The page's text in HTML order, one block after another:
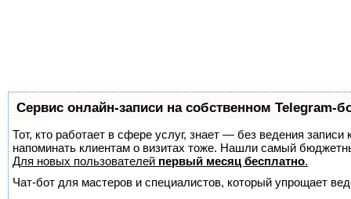
Сервис онлайн-записи на собственном Telegram-
Тот, кто работает в сфере услуг, знает — без ведения
напоминать клиентам о визитах тоже. Нашли самый
Для новых пользователей первый месяц бесплатно.
Чат-бот для мастеров и специалистов, который упрощает